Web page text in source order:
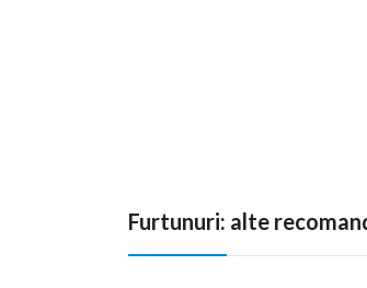
Furtunuri: alte